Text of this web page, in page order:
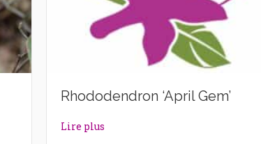
Rhododendron ‘April Gem’
Lire plus